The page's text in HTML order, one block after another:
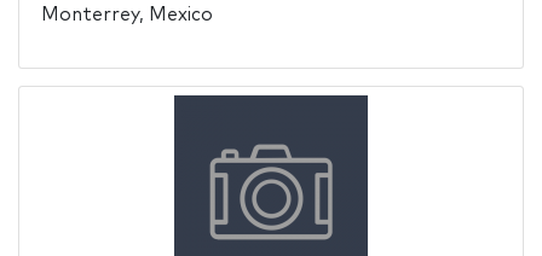
Monterrey, Mexico